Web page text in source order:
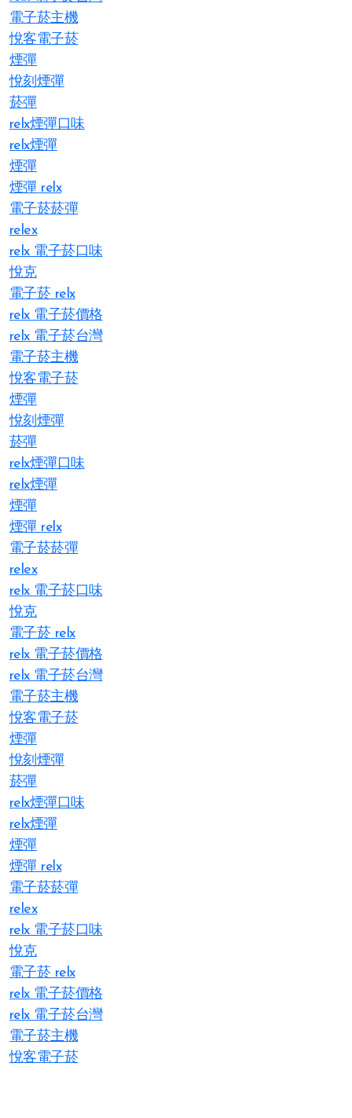
電子菸主機
悅客電子菸
煙彈
悅刻煙彈
菸彈
relx煙彈口味
relx煙彈
煙彈
煙彈 relx
電子菸菸彈
relex
relx 電子菸口味
悅克
電子菸 relx
relx 電子菸價格
relx 電子菸台灣
電子菸主機
悅客電子菸
煙彈
悅刻煙彈
菸彈
relx煙彈口味
relx煙彈
煙彈
煙彈 relx
電子菸菸彈
relex
relx 電子菸口味
悅克
電子菸 relx
relx 電子菸價格
relx 電子菸台灣
電子菸主機
悅客電子菸
煙彈
悅刻煙彈
菸彈
relx煙彈口味
relx煙彈
煙彈
煙彈 relx
電子菸菸彈
relex
relx 電子菸口味
悅克
電子菸 relx
relx 電子菸價格
relx 電子菸台灣
電子菸主機
悅客電子菸